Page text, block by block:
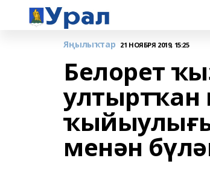
Яңылыҡтар 21 НОЯБРЯ 2019, 15:25
Белорет
ултыртҡан
менән